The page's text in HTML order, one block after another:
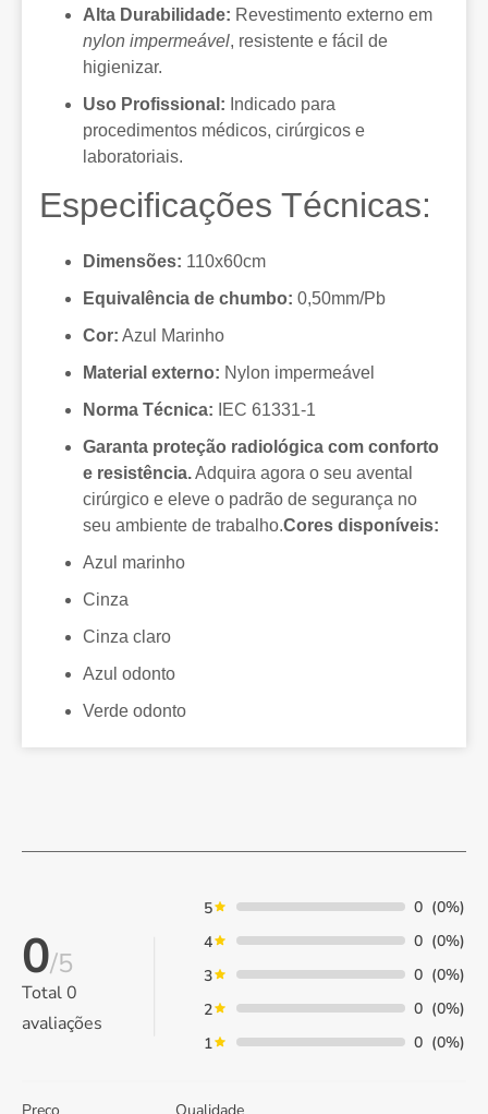
Alta Durabilidade: Revestimento externo em
nylon impermeável, resistente e fácil de
higienizar.
Uso Profissional: Indicado para
procedimentos médicos, cirúrgicos e
laboratoriais.
Especificações Técnicas:
Dimensões: 110x60cm
Equivalência de chumbo: 0,50mm/Pb
Cor: Azul Marinho
Material externo: Nylon impermeável
Norma Técnica: IEC 61331-1
Garanta proteção radiológica com conforto
e resistência.Adquira agora o seu avental
cirúrgico e eleve o padrão de segurança no
seu ambiente de trabalho.Cores disponíveis:
Azul marinho
Cinza
Cinza claro
Azul odonto
Verde odonto
0/5
Total0
avaliações
5 0 (0%)
4
0 (0%)
3
0 (0%)
2
0 (0%)
1
0 (0%)